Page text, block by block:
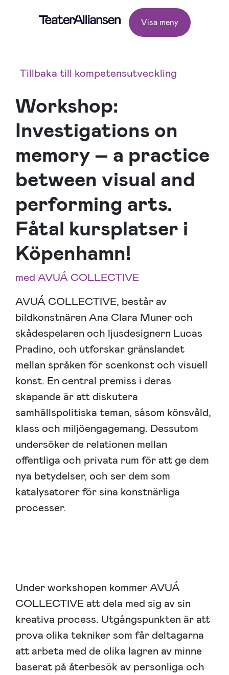
Visa meny
Tillbaka till kompetensutveckling
Workshop:
Investigations on
memory – a practice
between visual and
performing arts.
Fåtal kursplatser i
Köpenhamn!
med AVUÁ COLLECTIVE
AVUÁ COLLECTIVE, består av
bildkonstnären Ana Clara Muner och
skådespelaren och ljusdesignern Lucas
Pradino, och utforskar gränslandet
mellan språken för scenkonst och visuell
konst. En central premiss i deras
skapande är att diskutera
samhällspolitiska teman, såsom könsvåld,
klass och miljöengagemang. Dessutom
undersöker de relationen mellan
offentliga och privata rum för att ge dem
nya betydelser, och ser dem som
katalysatorer för sina konstnärliga
processer.
Under workshopen kommer AVUÁ
COLLECTIVE att dela med sig av sin
kreativa process. Utgångspunkten är att
prova olika tekniker som får deltagarna
att arbeta med de olika lagren av minne
baserat på återbesök av personliga och